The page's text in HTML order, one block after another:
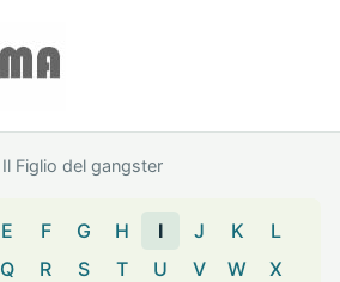
Il Figlio del gangster
E F G H I J K
L
Q R S T U V W
X